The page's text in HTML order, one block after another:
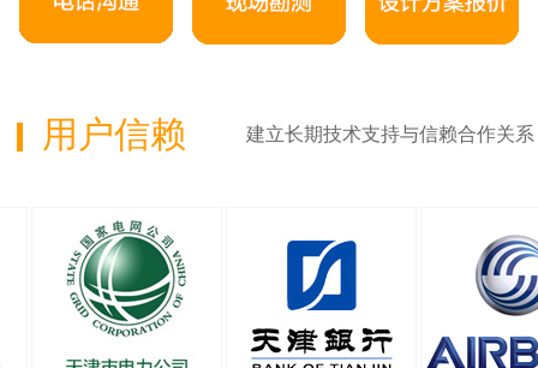
用户信赖 建立长期技术支持与信赖合作关系